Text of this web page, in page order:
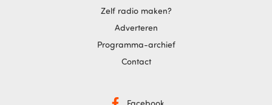
Zelf radio maken?
Adverteren
Programma-archief
Contact